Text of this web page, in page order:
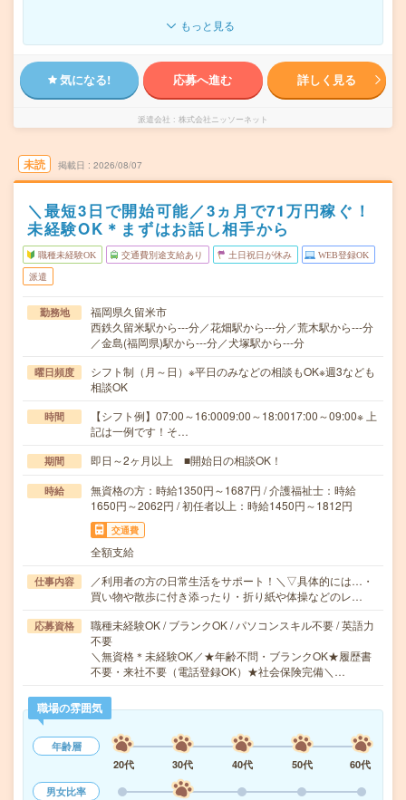
もっと見る
気になる! 応募へ進む 詳しく見る
派遣会社 株式会社ニッソーネット
未読 掲載日 2026/08/07
＼最短3日で開始可能／3ヵ月で71万円稼ぐ！
未経験OK＊まずはお話し相手から
職種未経験OK 交通費別途支給あり 土日祝日が休み WEB登録OK
派遣
勤務地
福岡県久留米市
西鉄久留米駅から---分／花畑駅から---分／荒木駅から---分
／金島(福岡県)駅から---分／犬塚駅から---分
曜日頻度
シフト制（月～日）※平日のみなどの相談もOK※週3なども
相談OK
時間
【シフト例】07:00～16:0009:00～18:0017:00～09:00※ 上
記は一例です！そ…
期間 即日～2ヶ月以上 ■開始日の相談OK！
時給
無資格の方：時給1350円～1687円 / 介護福祉士：時給
1650円～2062円 / 初任者以上：時給1450円～1812円
交通費
全額支給
仕事内容
／利用者の方の日常生活をサポート！＼▽具体的には…・
買い物や散歩に付き添ったり・折り紙や体操などのレ…
応募資格
職種未経験OK / ブランクOK / パソコンスキル不要 / 英語力
不要
＼無資格＊未経験OK／★年齢不問・ブランクOK★履歴書
不要・来社不要（電話登録OK）★社会保険完備＼…
職場の雰囲気
年齢層
20代
30代 40代 50代
60代
男女比率